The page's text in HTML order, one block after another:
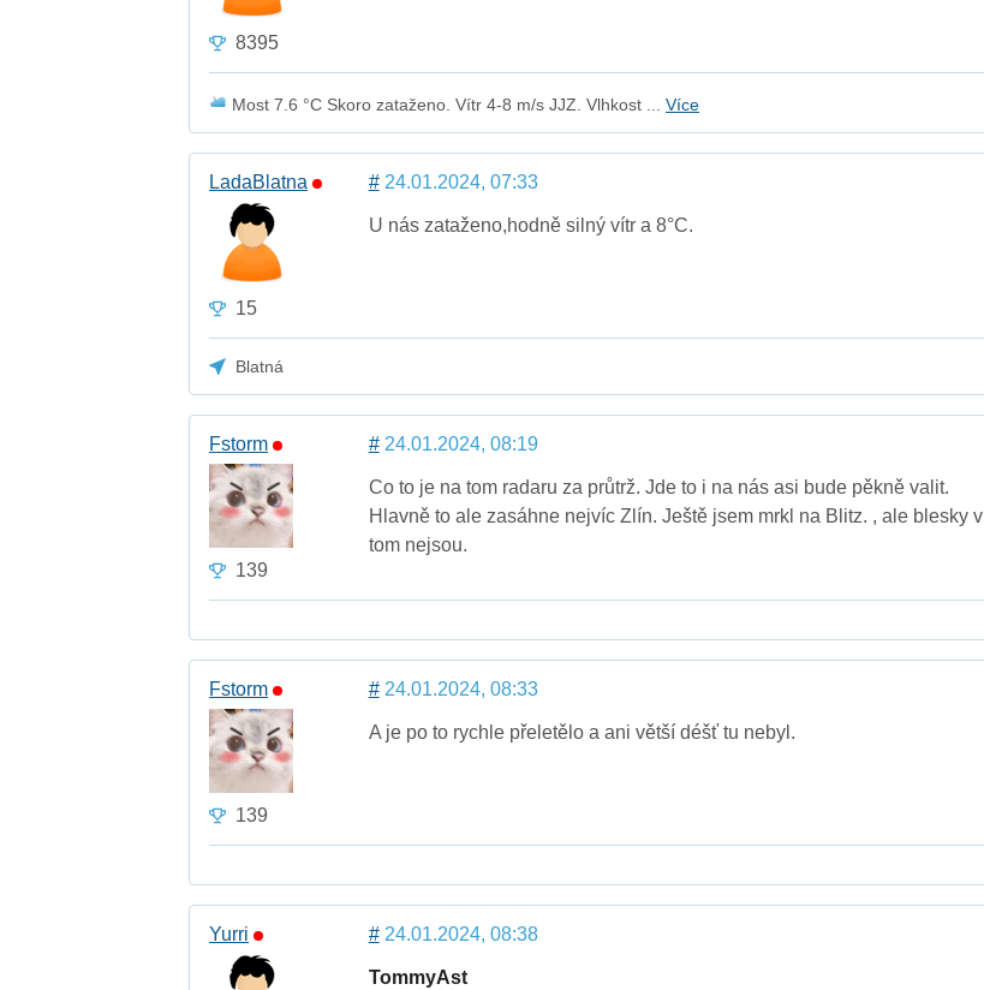
8395
Most 7.6 °C Skoro zataženo. Vítr 4-8 m/s JJZ. Vlhkost ...Více
LadaBlatna
15
#24.01.2024, 07:33
U nás zataženo,hodně silný vítr a 8°C.
Blatná
Fstorm
139
#24.01.2024, 08:19
Co to je na tom radaru za průtrž. Jde to i na nás asi bude pěkně valit.
Hlavně to ale zasáhne nejvíc Zlín. Ještě jsem mrkl na Blitz. , ale blesky v
tom nejsou.
Fstorm
139
#24.01.2024, 08:33
A je po to rychle přeletělo a ani větší déšť tu nebyl.
Yurri #24.01.2024, 08:38
TommyAst